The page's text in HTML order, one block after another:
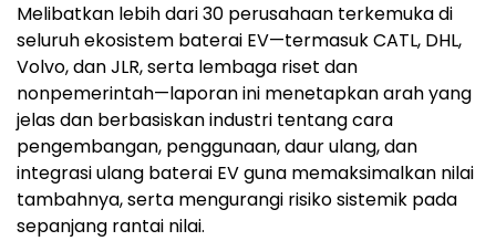
Melibatkan lebih dari 30 perusahaan terkemuka di
seluruh ekosistem baterai EV—termasuk CATL, DHL,
Volvo, dan JLR, serta lembaga riset dan
nonpemerintah—laporan ini menetapkan arah yang
jelas dan berbasiskan industri tentang cara
pengembangan, penggunaan, daur ulang, dan
integrasi ulang baterai EV guna memaksimalkan nilai
tambahnya, serta mengurangi risiko sistemik pada
sepanjang rantai nilai.